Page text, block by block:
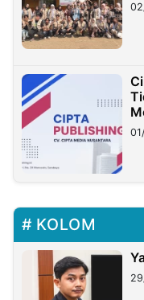
KOLOM